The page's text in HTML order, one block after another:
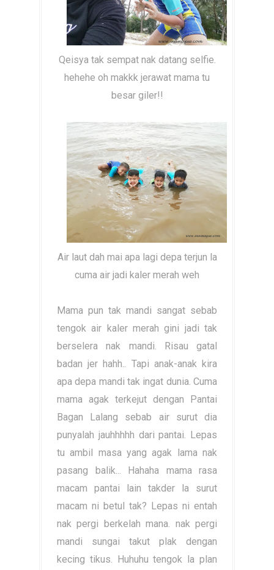
Qeisya tak sempat nak datang selfie.
hehehe oh makkk jerawat mama tu
besar giler!!
Air laut dah mai apa lagi depa terjun la
cuma air jadi kaler merah weh
Mama pun tak mandi sangat sebab
tengok air kaler merah gini jadi tak
berselera nak mandi. Risau gatal
badan jer hahh.. Tapi anak-anak kira
apa depa mandi tak ingat dunia. Cuma
mama agak terkejut dengan Pantai
Bagan Lalang sebab air surut dia
punyalah jauhhhhh dari pantai. Lepas
tu ambil masa yang agak lama nak
pasang balik... Hahaha mama rasa
macam pantai lain takder la surut
macam ni betul tak? Lepas ni entah
nak pergi berkelah mana. nak pergi
mandi sungai takut plak dengan
kecing tikus. Huhuhu tengok la plan